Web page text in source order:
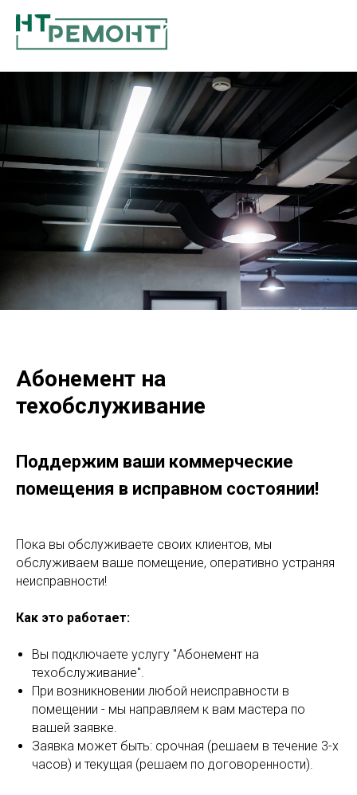
Абонемент на
техобслуживание
Поддержим ваши коммерческие
помещения в исправном состоянии!
Пока вы обслуживаете своих клиентов, мы
обслуживаем ваше помещение, оперативно устраняя
неисправности!
Как это работает:
Вы подключаете услугу "Абонемент на
техобслуживание".
При возникновении любой неисправности в
помещении - мы направляем к вам мастера по
вашей заявке.
Заявка может быть: срочная (решаем в течение 3-х
часов) и текущая (решаем по договоренности).